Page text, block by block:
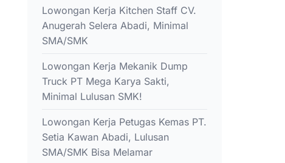
Lowongan Kerja Kitchen Staff CV.
Anugerah Selera Abadi, Minimal
SMA/SMK
Lowongan Kerja Mekanik Dump
Truck PT Mega Karya Sakti,
Minimal Lulusan SMK!
Lowongan Kerja Petugas Kemas PT.
Setia Kawan Abadi, Lulusan
SMA/SMK Bisa Melamar